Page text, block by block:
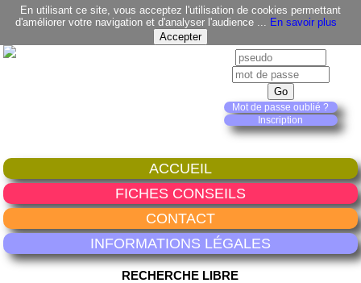
En utilisant ce site, vous acceptez l'utilisation de cookies permettant
d'améliorer votre navigation et d'analyser l'audience ... En savoir plus
Mot de passe oublié ?
Inscription
ACCUEIL
FICHES CONSEILS
CONTACT
INFORMATIONS LÉGALES
RECHERCHE LIBRE